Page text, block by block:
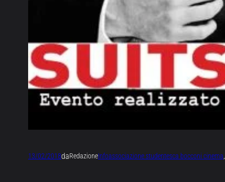
13/02/2018daRedazioneInfoassociazione studentesca bocconi cinema